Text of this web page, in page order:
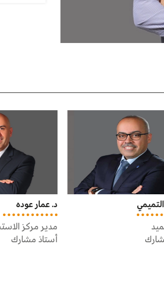
عوده
الاستشارات و التدريب
مشارك
د. طارق بدير
مساعد العميد
أستاذ مساعد